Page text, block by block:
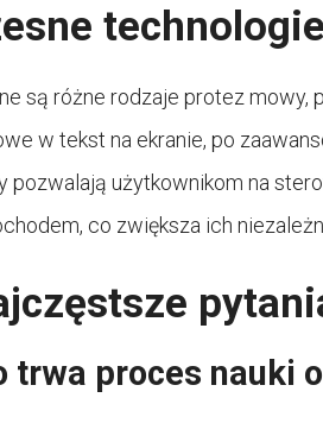
są różne rodzaje protez
w tekst na ekranie, po
pozwalają użytkownikom na
co zwiększa ich
trwa proces nauki